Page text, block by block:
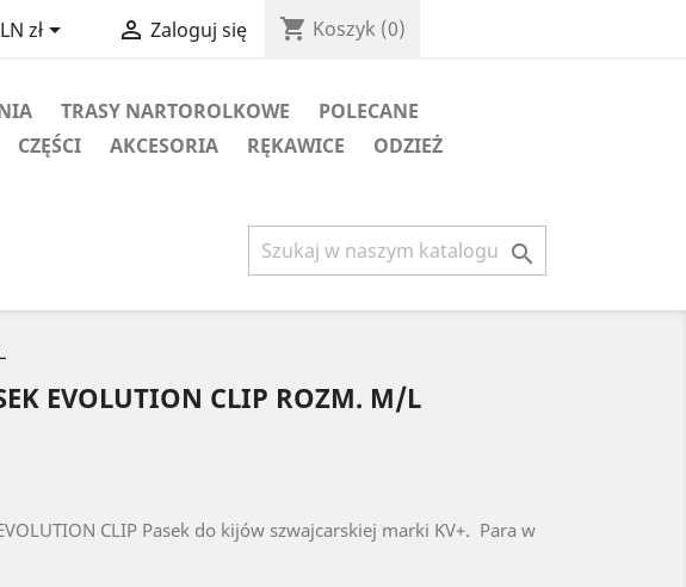
zł  Zaloguj się shopping_cart Koszyk (0)
TRASY NARTOROLKOWE
POLECANE
CZĘŚCI AKCESORIA RĘKAWICE
ODZIEŻ

EVOLUTION CLIP ROZM. M/L
CLIP Pasek do kijów szwajcarskiej marki KV+. Para w